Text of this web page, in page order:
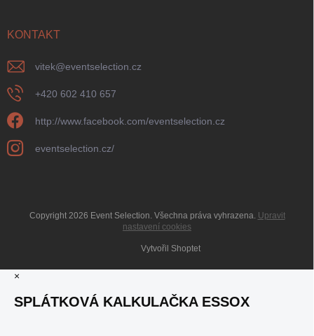
KONTAKT
vitek@eventselection.cz
+420 602 410 657
http://www.facebook.com/eventselection.cz
eventselection.cz/
Vytvořil Shoptet
Copyright 2026 Event Selection . Všechna práva vyhrazena. Upravit
nastavení cookies
×
SPLÁTKOVÁ KALKULAČKA ESSOX